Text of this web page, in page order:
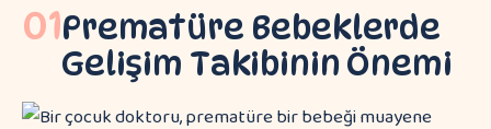
01Prematüre Bebeklerde
Gelişim Takibinin Önemi